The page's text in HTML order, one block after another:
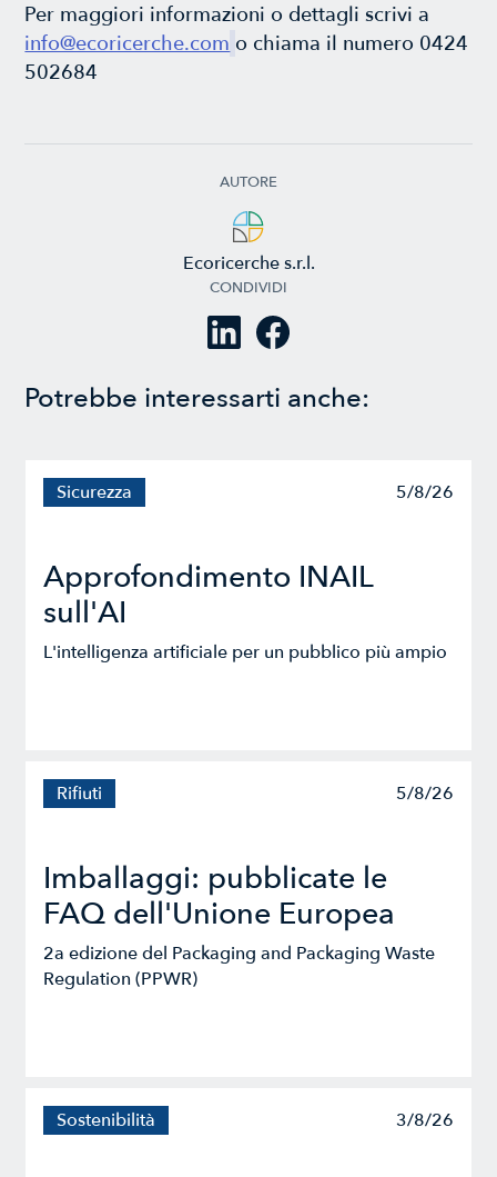
Per maggiori informazioni o dettagli scrivi a
info@ecoricerche.com o chiama il numero 0424
502684
AUTORE
Ecoricerche s.r.l.
CONDIVIDI
Potrebbe interessarti anche:
Sicurezza 5/8/26
Approfondimento INAIL
sull'AI
L'intelligenza artificiale per un pubblico più ampio
Rifiuti 5/8/26
Imballaggi: pubblicate le
FAQ dell'Unione Europea
2a edizione del Packaging and Packaging Waste
Regulation (PPWR)
Sostenibilità 3/8/26